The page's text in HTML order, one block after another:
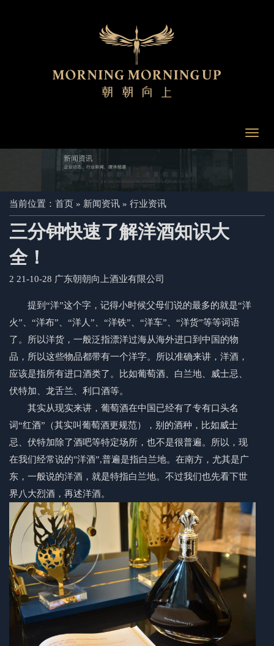
当前位置： 首页 » 新闻资讯 » 行业资讯
三分钟快速了解洋酒知识大
全！
2 21-10-28 广东朝朝向上酒业有限公司
提到“洋”这个字，记得小时候父母们说的最多的就是“洋
火”、“洋布”、“洋人”、“洋铁”、“洋车”、“洋货”等等词语
了。所以洋货，一般泛指漂洋过海从海外进口到中国的物
品，所以这些物品都带有一个洋字。所以准确来讲， 洋酒 ，
应该是指所有进口酒类了。比如葡萄酒、 白兰地 、威士忌、
伏特加、龙舌兰、利口酒等。
其实从现实来讲，葡萄酒在中国已经有了专有口头名
词“红酒”（其实叫葡萄酒更规范），别的酒种，比如威士
忌、伏特加除了酒吧等特定场所，也不是很普遍。所以，现
在我们经常说的"洋酒”,普遍是指白兰地。在南方，尤其是广
东，一般说的洋酒 ，就是特指白兰地。不过我们也先看下世
界八大烈酒，再述洋酒。